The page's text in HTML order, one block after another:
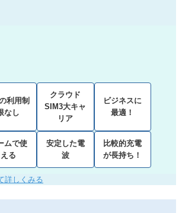
利用制
なし
クラウド
SIM3大キャ
リア
ビジネスに
最適！
ムで使
える
安定した電
波
比較的充電
が長持ち！
詳しくみる